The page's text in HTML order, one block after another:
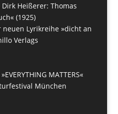
Heißerer: Thomas
(1925)
neuen Lyrikreihe »dicht an
Verlags
MATTERS«
München